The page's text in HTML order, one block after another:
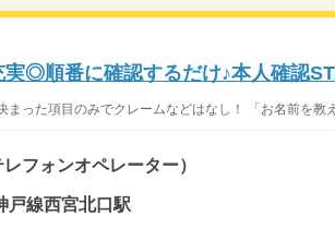
実◎順番に確認するだけ♪本人確認
った項目のみでクレームなどはなし！ 「お名前を教
フォンオペレーター）
戸線西宮北口駅